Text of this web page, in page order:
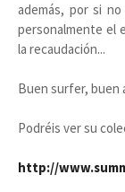
además, por si
personalmente el
la recaudación...
Buen surfer, buen
Podréis ver su
http://